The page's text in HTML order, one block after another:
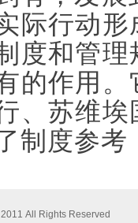
际行动
度和管
的作用
、苏维
制度参考
All Rights Reserved